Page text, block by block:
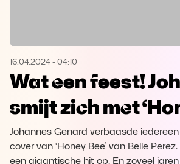
Microsoft Edge
Opera
16.04.2024 - 04:10
Wat een feest!
smijt zich met
Johannes Genard verbaasde
cover van ‘Honey Bee’ van Belle
een gigantische hit op. En zoveel